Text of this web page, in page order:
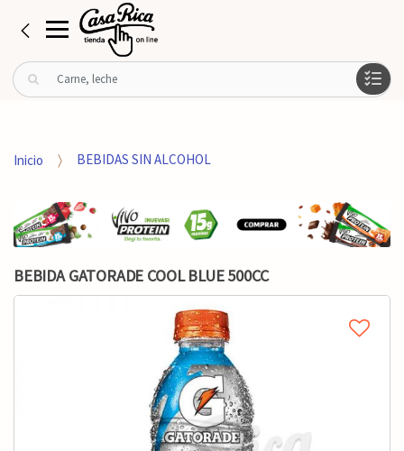
B
u
rInicio BEBIDAS SIN ALCOHOL
BEBIDA GATORADE COOL BLUE 500CC